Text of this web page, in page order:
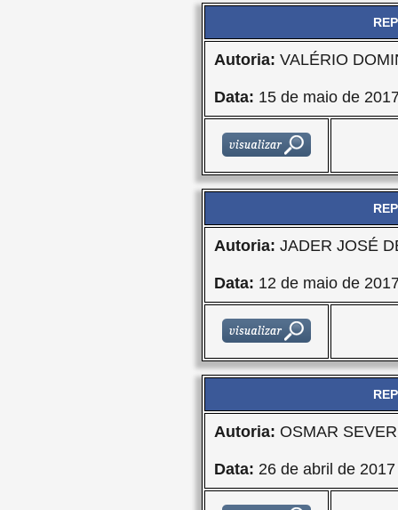
Autoria: VALÉRIO
Data: 15 de maio de
Autoria: JADER JOSÉ
Data: 12 de maio de
Autoria: OSMAR
Data: 26 de abril de 2017